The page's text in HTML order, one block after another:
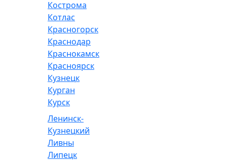
Кострома
Котлас
Красногорск
Краснодар
Краснокамск
Красноярск
Кузнецк
Курган
Курск
Ленинск-
Кузнецкий
Ливны
Липецк